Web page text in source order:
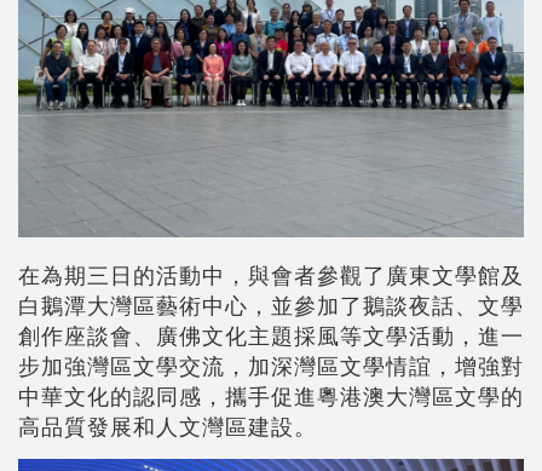
在為期三日的活動中，與會者參觀了廣東文學館及
白鵝潭大灣區藝術中心，並參加了鵝談夜話、文學
創作座談會、廣佛文化主題採風等文學活動，進一
步加強灣區文學交流，加深灣區文學情誼，增強對
中華文化的認同感，攜手促進粵港澳大灣區文學的
高品質發展和人文灣區建設。